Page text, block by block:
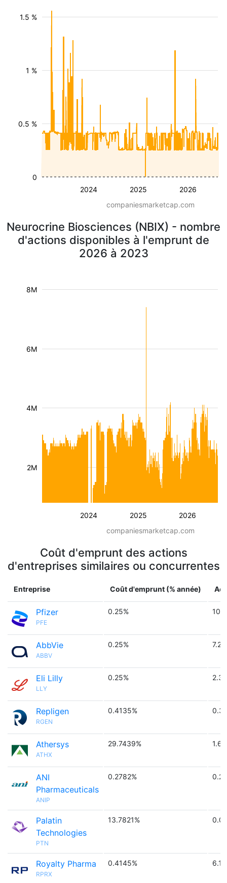
2024 2025 2026
0.5 %
1 %
1.5 %
0
companiesmarketcap.com
Neurocrine Biosciences (NBIX) - nombre
d'actions disponibles à l'emprunt de
2026 à 2023
2024 2025 2026
2M
4M
6M
8M
companiesmarketcap.com
Coût d'emprunt des actions
d'entreprises similaires ou concurrentes
Entreprise Coût d'emprunt (% année)
Pfizer
PFE
0.25% 10
AbbVie
ABBV
0.25% 7.2
Eli Lilly
LLY
0.25% 2.3
Repligen
RGEN
0.4135% 0.3
Athersys
ATHX
29.7439% 1.6
ANI
Pharmaceuticals
ANIP
0.2782% 0.2
Palatin
Technologies
PTN
13.7821%
Royalty Pharma
RPRX
0.4145% 6.1